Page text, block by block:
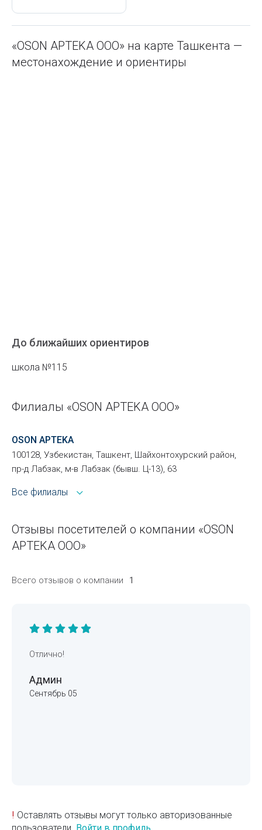
«OSON APTEKA ООО» на карте Ташкента —
местонахождение и ориентиры
До ближайших ориентиров
школа №115
Филиалы «OSON APTEKA ООО»
OSON APTEKA
100128, Узбекистан, Ташкент, Шайхонтохурский район,
пр-д Лабзак, м-в Лабзак (бывш. Ц-13), 63
Все филиалы
Отзывы посетителей о компании «OSON
APTEKA ООО»
Всего отзывов о компании 1
Отлично!
Админ
Сентябрь 05
! Оставлять отзывы могут только авторизованные
пользователи. Войти в профиль